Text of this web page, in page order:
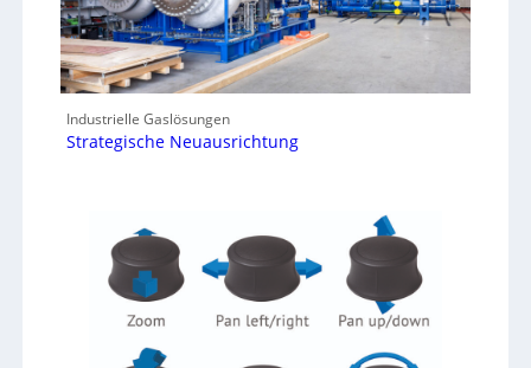
Industrielle Gaslösungen
Strategische Neuausrichtung